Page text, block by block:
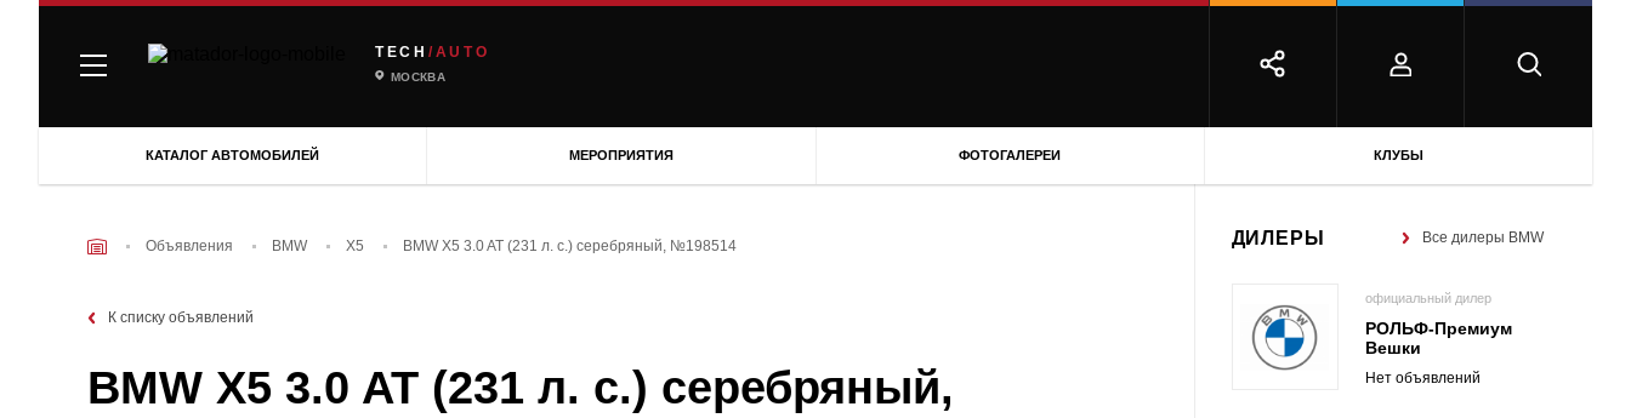
TECH /AUTO
МОСКВА
КАТАЛОГ АВТОМОБИЛЕЙ МЕРОПРИЯТИЯ ФОТОГАЛЕРЕИ КЛУБЫ
Объявления BMW X5 BMW X5 3.0 AT (231 л. с.) серебряный, №198514
К списку объявлений
BMW X5 3.0 AT (231 л. с.) серебряный,
ДИЛЕРЫ Все дилеры BMW
официальный дилер
РОЛЬФ-Премиум
Вешки
Нет объявлений